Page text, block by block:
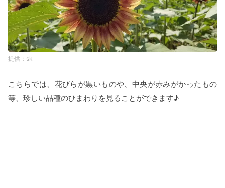
sk
こちらでは、花びらが黒いものや、中央が赤みがかったもの
等、珍しい品種のひまわりを見ることができます♪